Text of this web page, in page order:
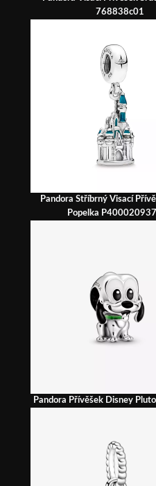
768838c01
Pandora Stříbrný Visací
Popelka
Pandora Přívěšek Disney